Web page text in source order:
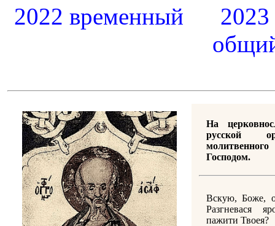
2022 временный
На
русской
Господом.
Вскую, Боже,
Разгневася
пажити Твоея?